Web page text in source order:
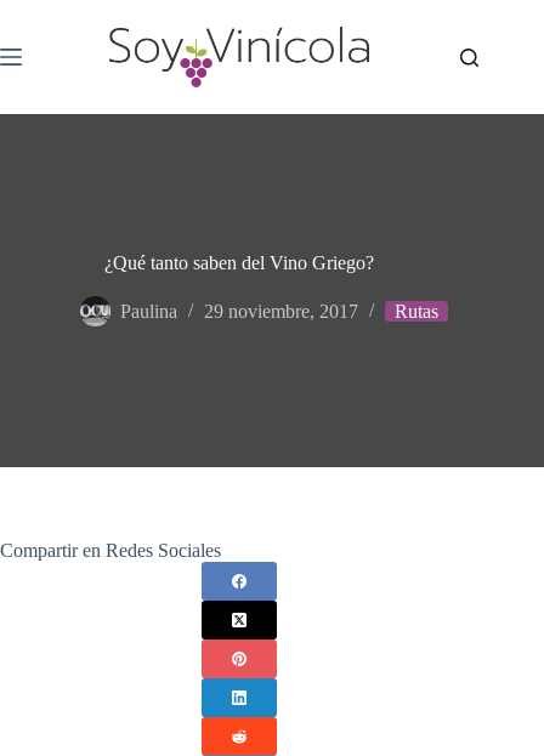
¿Qué tanto saben del Vino Griego?
Paulina 29 noviembre, 2017 Rutas
Compartir en Redes Sociales